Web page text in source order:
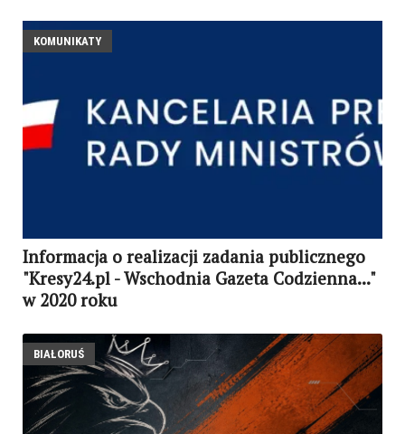
KOMUNIKATY
Informacja o realizacji zadania publicznego
"Kresy24.pl - Wschodnia Gazeta Codzienna..."
w 2020 roku
BIAŁORUŚ